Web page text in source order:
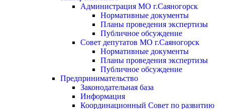
Администрация МО г.Саяногорск
Нормативные документы
Планы проведения экспертизы
Публичное обсуждение
Совет депутатов МО г.Саяногорск
Нормативные документы
Планы проведения экспертизы
Публичное обсуждение
Предпринимательство
Законодательная база
Информация
Координационный Совет по развитию